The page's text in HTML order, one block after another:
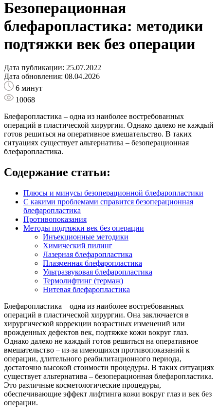
Безоперационная
блефаропластика: методики
подтяжки век без операции
Дата публикации: 25.07.2022
Дата обновления: 08.04.2026
6 минут
10068
Блефаропластика – одна из наиболее востребованных
операций в пластической хирургии. Однако далеко не каждый
готов решиться на оперативное вмешательство. В таких
ситуациях существует альтернатива – безоперационная
блефаропластика.
Содержание статьи:
Плюсы и минусы безоперационной блефаропластики
С какими проблемами справится безоперационная
блефаропластика
Противопоказания
Методы подтяжки век без операции
Инъекционные методики
Химический пилинг
Лазерная блефаропластика
Плазменная блефаропластика
Ультразвуковая блефаропластика
Термолифтинг (термаж)
Нитевая блефаропластика
Блефаропластика – одна из наиболее востребованных
операций в пластической хирургии. Она заключается в
хирургической коррекции возрастных изменений или
врожденных дефектов век, подтяжке кожи вокруг глаз.
Однако далеко не каждый готов решиться на оперативное
вмешательство – из-за имеющихся противопоказаний к
операции, длительного реабилитационного периода,
достаточно высокой стоимости процедуры. В таких ситуациях
существует альтернатива – безоперационная блефаропластика.
Это различные косметологические процедуры,
обеспечивающие эффект лифтинга кожи вокруг глаз и век без
операции.